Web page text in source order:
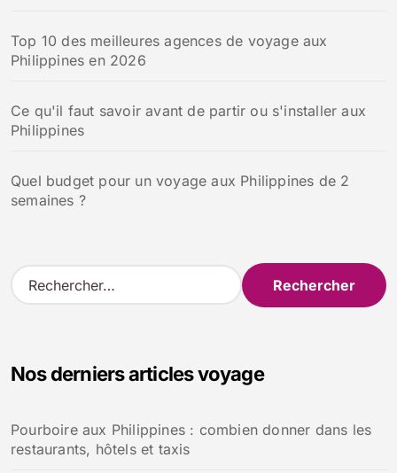
Top 10 des meilleures agences de voyage aux
Philippines en 2026
Ce qu'il faut savoir avant de partir ou s'installer aux
Philippines
Quel budget pour un voyage aux Philippines de 2
semaines ?
R
e
r
e
r
Nos derniers articles voyage
Pourboire aux Philippines : combien donner dans les
restaurants, hôtels et taxis